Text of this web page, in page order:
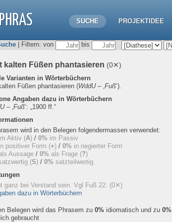
SUCHE PROJEKTIDEE
| Filtern: von bis
kalten Füßen phantasieren (0✕)
Varianten in Wörterbüchern
Füßen phantasieren (WddU– ‚Fuß‘).
Angaben dazu in Wörterbüchern
– ‚Fuß‘: „1900 ff.“
wird in den Belegen folgendermassen verwendet:
Aktiv (A) / 0% im Passiv
positiver Form (+) / 0% in negierter Form
Aussage / 0% als Frage (?)
(S) / 0% satzteilwertig
ganz bei Verstand sein. Vgl Fuß 22. (0✕)
dazu in Wörterbüchern
Belegen wird das Phrasem zu 0% idiomatisch und zu 0%
gebraucht